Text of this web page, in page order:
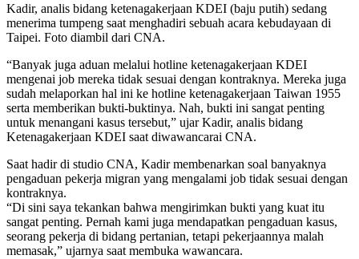
Kadir, analis bidang ketenagakerjaan KDEI (baju putih) sedang
menerima tumpeng saat menghadiri sebuah acara kebudayaan di
Taipei. Foto diambil dari CNA.
“Banyak juga aduan melalui hotline ketenagakerjaan KDEI
mengenai job mereka tidak sesuai dengan kontraknya. Mereka juga
sudah melaporkan hal ini ke hotline ketenagakerjaan Taiwan 1955
serta memberikan bukti-buktinya. Nah, bukti ini sangat penting
untuk menangani kasus tersebut,” ujar Kadir, analis bidang
Ketenagakerjaan KDEI saat diwawancarai CNA.
Saat hadir di studio CNA, Kadir membenarkan soal banyaknya
pengaduan pekerja migran yang mengalami job tidak sesuai dengan
kontraknya.
“Di sini saya tekankan bahwa mengirimkan bukti yang kuat itu
sangat penting. Pernah kami juga mendapatkan pengaduan kasus,
seorang pekerja di bidang pertanian, tetapi pekerjaannya malah
memasak,” ujarnya saat membuka wawancara.